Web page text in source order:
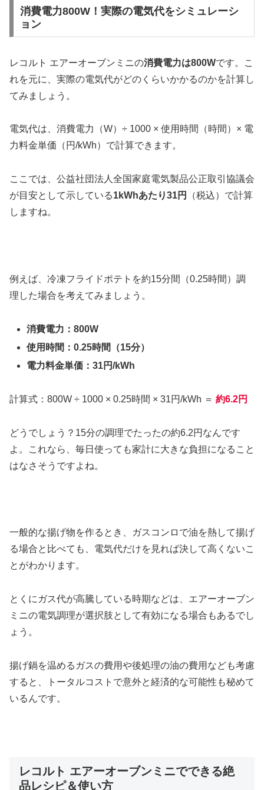
消費電力800W！実際の電気代をシミュレーシ
ョン
レコルト エアーオーブンミニの消費電力は800Wです。こ
れを元に、実際の電気代がどのくらいかかるのかを計算し
てみましょう。
電気代は、消費電力（W）÷ 1000 × 使用時間（時間）× 電
力料金単価（円/kWh）で計算できます。
ここでは、公益社団法人全国家庭電気製品公正取引協議会
が目安として示している1kWhあたり31円
（税込）で計算
しますね。
例えば、冷凍フライドポテトを約15分間（0.25時間）調
理した場合を考えてみましょう。
消費電力：800W
使用時間：0.25時間（15分）
電力料金単価：31円/kWh
計算式：800W ÷ 1000 × 0.25時間 × 31円/kWh ＝ 約6.2円
どうでしょう？15分の調理でたったの約6.2円なんです
よ。これなら、毎日使っても家計に大きな負担になること
はなさそうですよね。
一般的な揚げ物を作るとき、ガスコンロで油を熱して揚げ
る場合と比べても、電気代だけを見れば決して高くないこ
とがわかります。
とくにガス代が高騰している時期などは、エアーオーブン
ミニの電気調理が選択肢として有効になる場合もあるでし
ょう。
揚げ鍋を温めるガスの費用や後処理の油の費用なども考慮
すると、トータルコストで意外と経済的な可能性も秘めて
いるんです。
レコルト エアーオーブンミニでできる絶
品レシピ＆使い方